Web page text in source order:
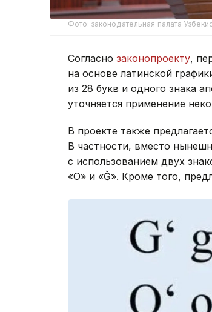
Фото: законодательная палата
Согласно законопроекту,
на основе латинской
из 28 букв и одного знака
уточняется применение
В проекте также
В частности, вместо
с использованием двух
«Ö» и «Ğ». Кроме того,